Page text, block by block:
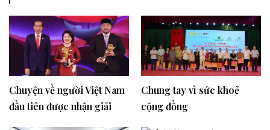
Chuyện về người Việt Nam
đầu tiên được nhận giải
Chung tay vì sức khoẻ
cộng đồng